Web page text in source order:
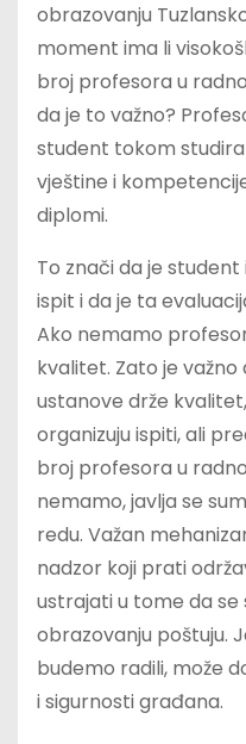
obrazovanju
moment ima li
broj profesora u
da je to važno?
student tokom
vještine i
diplomi.
To znači da je
ispit i da je ta
Ako nemamo
kvalitet. Zato je važno
ustanove drže
organizuju ispiti, ali
broj profesora u
nemamo, javlja se
redu. Važan
nadzor koji prati
ustrajati u tome da
obrazovanju poštuju.
budemo radili, može
i sigurnosti građana.